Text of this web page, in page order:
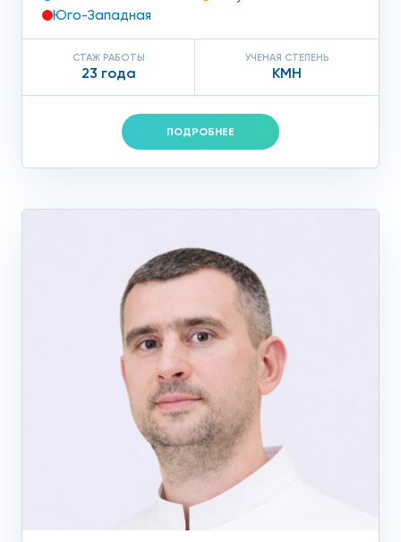
потерять их во время приема. Также, за сутки до
обследования нельзя принимать препараты, которые
рентгенографией. Используется та же методика. Только
при этом лучевая нагрузка в разы ниже, что позволяет
проводить процедуру чаще, чем делать обычные
пациентов, диагностика является абсолютно
Юго-Западная
СТАЖ РАБОТЫ
23 года
УЧЕНАЯ СТЕПЕНЬ
КМН
ПОДРОБНЕЕ